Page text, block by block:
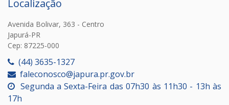
Localização
Avenida Bolivar, 363 - Centro
Japurá-PR
Cep: 87225-000
(44) 3635-1327
faleconosco@japura.pr.gov.br
Segunda a Sexta-Feira das 07h30 às 11h30 - 13h às
17h